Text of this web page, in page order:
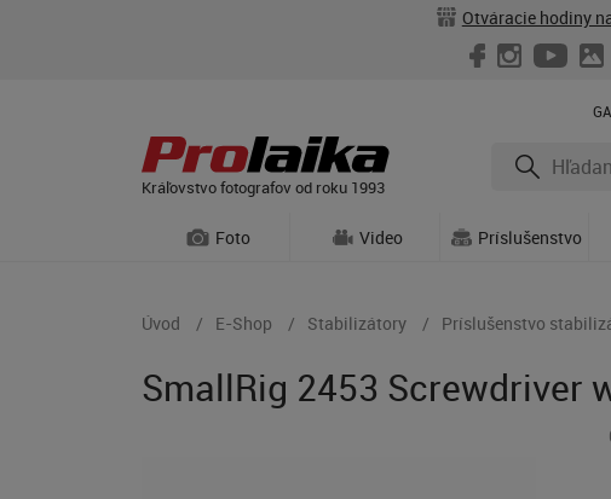
Otváracie hodiny
Kráľovstvo fotografov od roku 1993
Foto Video Príslušenstvo
Úvod E-Shop Stabilizátory Príslušenstvo
SmallRig 2453 Screwdriver